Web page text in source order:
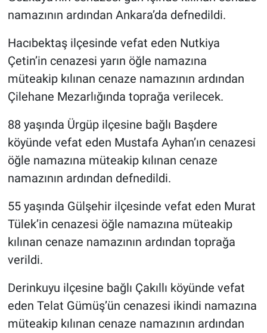
namazının ardından Ankara’da defnedildi.
Hacıbektaş ilçesinde vefat eden Nutkiya
Çetin’in cenazesi yarın öğle namazına
müteakip kılınan cenaze namazının ardından
Çilehane Mezarlığında toprağa verilecek.
88 yaşında Ürgüp ilçesine bağlı Başdere
köyünde vefat eden Mustafa Ayhan’ın cenazesi
öğle namazına müteakip kılınan cenaze
namazının ardından defnedildi.
55 yaşında Gülşehir ilçesinde vefat eden Murat
Tülek’in cenazesi öğle namazına müteakip
kılınan cenaze namazının ardından toprağa
verildi.
Derinkuyu ilçesine bağlı Çakıllı köyünde vefat
eden Telat Gümüş’ün cenazesi ikindi namazına
müteakip kılınan cenaze namazının ardından